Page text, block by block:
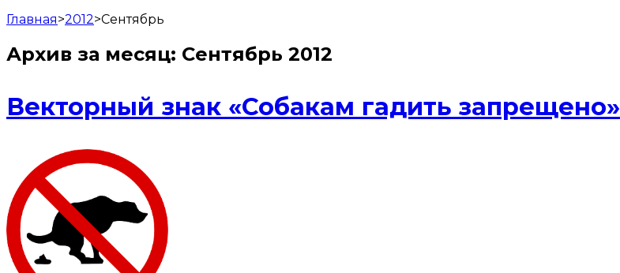
Главная>2012>Сентябрь
Архив за месяц: Сентябрь 2012
Векторный знак «Собакам гадить запрещено»